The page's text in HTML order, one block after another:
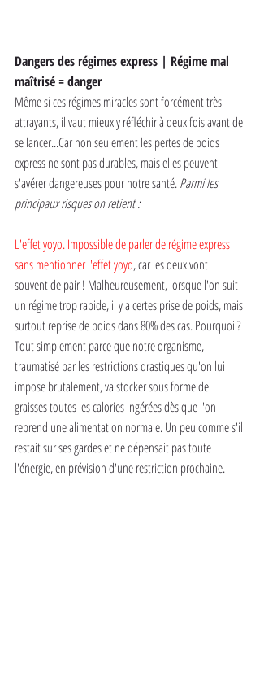
Dangers des régimes express | Régime mal
maîtrisé = danger
Même si ces régimes miracles sont forcément très
attrayants, il vaut mieux y réfléchir à deux fois avant de
se lancer...Car non seulement les pertes de poids
express ne sont pas durables, mais elles peuvent
s'avérer dangereuses pour notre santé. Parmi les
principaux risques on retient :
L'effet yoyo. Impossible de parler de régime express
sans mentionner l'effet yoyo, car les deux vont
souvent de pair ! Malheureusement, lorsque l'on suit
un régime trop rapide, il y a certes prise de poids, mais
surtout reprise de poids dans 80% des cas. Pourquoi ?
Tout simplement parce que notre organisme,
traumatisé par les restrictions drastiques qu'on lui
impose brutalement, va stocker sous forme de
graisses toutes les calories ingérées dès que l'on
reprend une alimentation normale. Un peu comme s'il
restait sur ses gardes et ne dépensait pas toute
l'énergie, en prévision d'une restriction prochaine.